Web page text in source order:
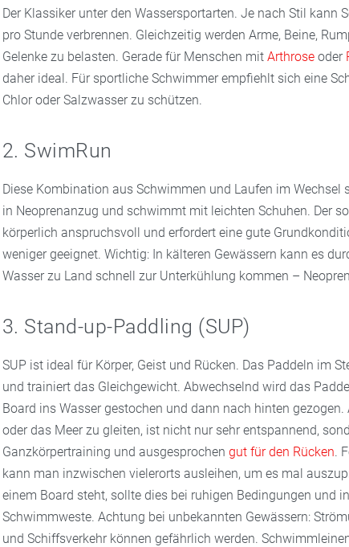
Der Klassiker unter den Wassersportarten. Je nach Stil kann
pro Stunde verbrennen. Gleichzeitig werden Arme, Beine,
Gelenke zu belasten. Gerade für Menschen mit Arthroseoder
daher ideal. Für sportliche Schwimmer empfiehlt sich eine
Chlor oder Salzwasser zu schützen.
2. SwimRun
Diese Kombination aus Schwimmen und Laufen im
in Neoprenanzug und schwimmt mit leichten Schuhen. Der
körperlich anspruchsvoll und erfordert eine gute
weniger geeignet. Wichtig: In kälteren Gewässern kann es
Wasser zu Land schnell zur Unterkühlung kommen –
3. Stand-up-Paddling (SUP)
SUP ist ideal für Körper, Geist und Rücken. Das Paddeln im
und trainiert das Gleichgewicht. Abwechselnd wird das
Board ins Wasser gestochen und dann nach hinten gezogen.
oder das Meer zu gleiten, ist nicht nur sehr entspannend,
Ganzkörpertraining und ausgesprochen gut für den Rücken.
kann man inzwischen vielerorts ausleihen, um es mal
einem Board steht, sollte dies bei ruhigen Bedingungen und
Schwimmweste. Achtung bei unbekannten Gewässern:
und Schiffsverkehr können gefährlich werden.